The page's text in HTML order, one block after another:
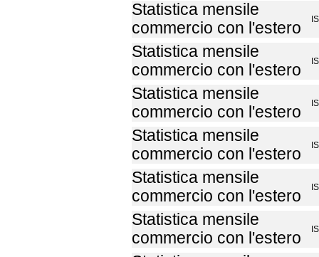
Statistica mensile
commercio con l'estero
Statistica mensile
commercio con l'estero
Statistica mensile
commercio con l'estero
Statistica mensile
commercio con l'estero
Statistica mensile
commercio con l'estero
Statistica mensile
commercio con l'estero